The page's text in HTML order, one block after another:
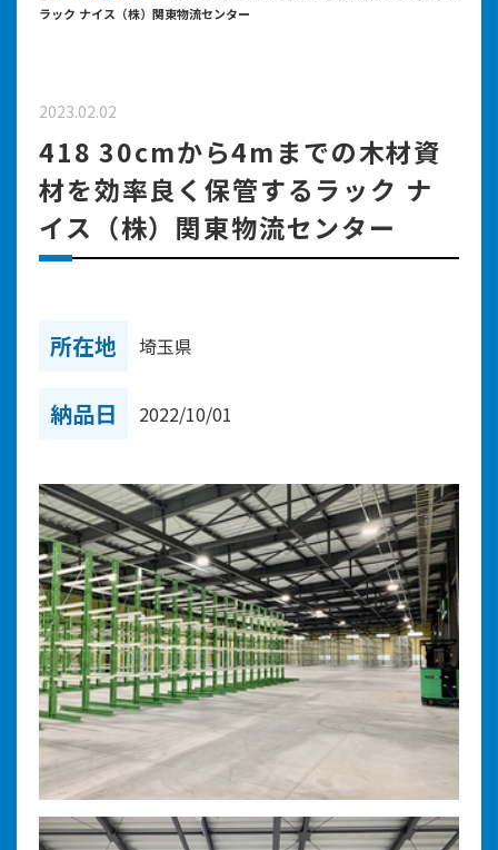
ラック ナイス（株）関東物流センター
2023.02.02
418 30cmから4mまでの木材資
材を効率良く保管するラック ナ
イス（株）関東物流センター
所在地 埼玉県
納品日 2022/10/01